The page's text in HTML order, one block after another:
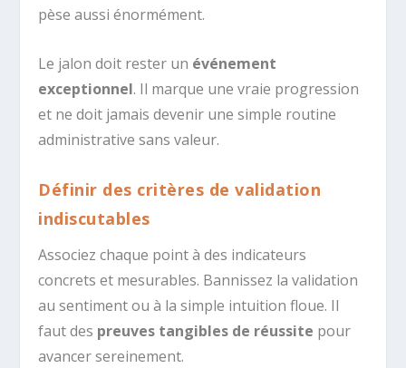
pèse aussi énormément.
Le jalon doit rester un événement
exceptionnel. Il marque une vraie progression
et ne doit jamais devenir une simple routine
administrative sans valeur.
Définir des critères de validation
indiscutables
Associez chaque point à des indicateurs
concrets et mesurables. Bannissez la validation
au sentiment ou à la simple intuition floue. Il
faut des preuves tangibles de réussite pour
avancer sereinement.